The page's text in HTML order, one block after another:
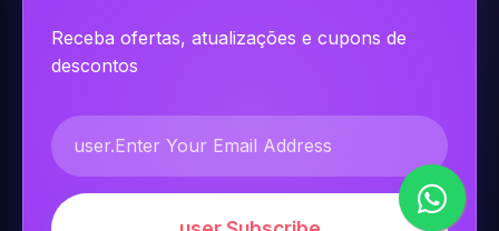
Receba ofertas, atualizações e cupons de
descontos